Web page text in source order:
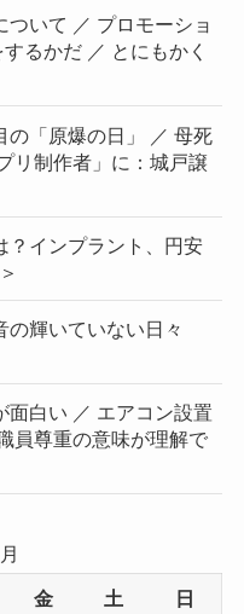
いて ／ プロモーショ
るかだ ／ とにもかく
の「原爆の日」 ／ 母死
リ制作者」に：城戸譲
？インプラント、円安
の輝いていない日々
面白い ／ エアコン設置
員尊重の意味が理解で
金 土 日